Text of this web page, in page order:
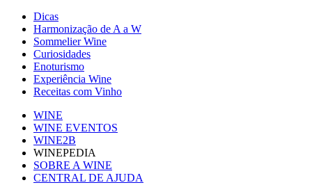
Dicas
Harmonização de A a W
Sommelier Wine
Curiosidades
Enoturismo
Experiência Wine
Receitas com Vinho
WINE
WINE EVENTOS
WINE2B
WINEPEDIA
SOBRE A WINE
CENTRAL DE AJUDA